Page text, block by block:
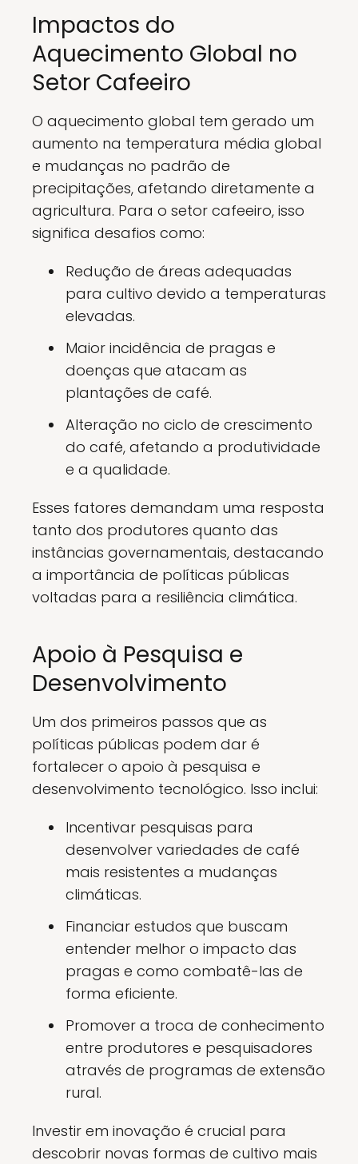
Impactos do
Aquecimento Global no
Setor Cafeeiro
O aquecimento global tem gerado um
aumento na temperatura média global
e mudanças no padrão de
precipitações, afetando diretamente a
agricultura. Para o setor cafeeiro, isso
significa desafios como:
Redução de áreas adequadas
para cultivo devido a temperaturas
elevadas.
Maior incidência de pragas e
doenças que atacam as
plantações de café.
Alteração no ciclo de crescimento
do café, afetando a produtividade
e a qualidade.
Esses fatores demandam uma resposta
tanto dos produtores quanto das
instâncias governamentais, destacando
a importância de políticas públicas
voltadas para a resiliência climática.
Apoio à Pesquisa e
Desenvolvimento
Um dos primeiros passos que as
políticas públicas podem dar é
fortalecer o apoio à pesquisa e
desenvolvimento tecnológico. Isso inclui:
Incentivar pesquisas para
desenvolver variedades de café
mais resistentes a mudanças
climáticas.
Financiar estudos que buscam
entender melhor o impacto das
pragas e como combatê-las de
forma eficiente.
Promover a troca de conhecimento
entre produtores e pesquisadores
através de programas de extensão
rural.
Investir em inovação é crucial para
descobrir novas formas de cultivo mais